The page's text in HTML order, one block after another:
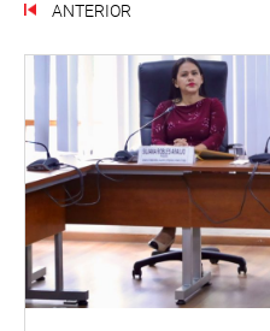
ANTERIOR